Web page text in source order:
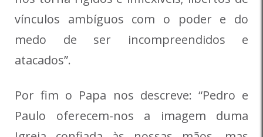
vínculos ambíguos com o poder e do
medo de ser incompreendidos e
atacados”.
Por fim o Papa nos descreve: “Pedro e
Paulo oferecem-nos a imagem duma